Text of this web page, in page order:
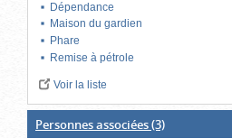
Dépendance
Maison du gardien
Phare
Remise à pétrole
Voir la liste
Personnes associées(3)